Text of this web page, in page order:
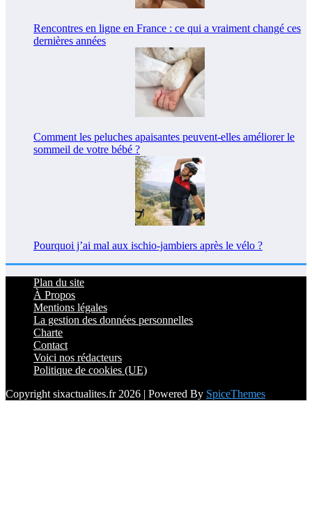
Rencontres en ligne en France : ce qui a vraiment changé ces
dernières années
Comment les peluches apaisantes peuvent-elles améliorer le
sommeil de votre bébé ?
Pourquoi j’ai mal aux ischio-jambiers après le vélo ?
Plan du site
À Propos
Mentions légales
La gestion des données personnelles
Charte
Contact
Voici nos rédacteurs
Politique de cookies (UE)
Copyright sixactualites.fr 2026 | Powered By SpiceThemes